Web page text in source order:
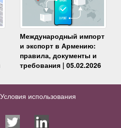
Международный импорт
и экспорт в Армению:
правила, документы и
требования | 05.02.2026
Условия использования